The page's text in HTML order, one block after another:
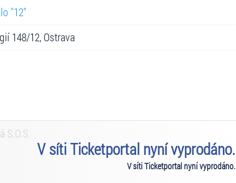
"12"
148/12, Ostrava
V síti Ticketportal nyní vyprodáno.
V síti Ticketportal nyní vyprodáno.
S.O.S.